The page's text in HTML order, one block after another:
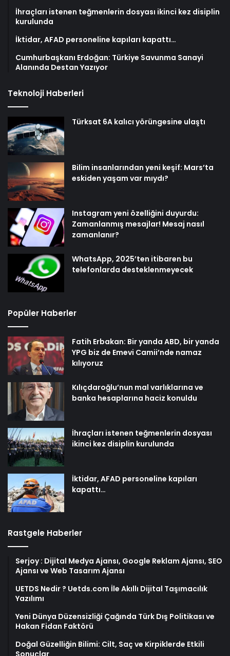
İhraçları istenen teğmenlerin dosyası ikinci kez disiplin
kurulunda
İktidar, AFAD personeline kapıları kapattı…
Cumhurbaşkanı Erdoğan: Türkiye Savunma Sanayi
Alanında Destan Yazıyor
Teknoloji Haberleri
Türksat 6A kalıcı yörüngesine ulaştı
Bilim insanlarından yeni keşif: Mars’ta
eskiden yaşam var mıydı?
Instagram yeni özelliğini duyurdu:
Zamanlanmış mesajlar! Mesaj nasıl
zamanlanır?
WhatsApp, 2025’ten itibaren bu
telefonlarda desteklenmeyecek
Popüler Haberler
Fatih Erbakan: Bir yanda ABD, bir yanda
YPG biz de Emevi Camii’nde namaz
kılıyoruz
Kılıçdaroğlu’nun mal varlıklarına ve
banka hesaplarına haciz konuldu
İhraçları istenen teğmenlerin dosyası
ikinci kez disiplin kurulunda
İktidar, AFAD personeline kapıları
kapattı…
Rastgele Haberler
Serjoy : Dijital Medya Ajansı, Google Reklam Ajansı, SEO
Ajansı ve Web Tasarım Ajansı
UETDS Nedir ? Uetds.com İle Akıllı Dijital Taşımacılık
Yazılımı
Yeni Dünya Düzensizliği Çağında Türk Dış Politikası ve
Hakan Fidan Faktörü
Doğal Güzelliğin Bilimi: Cilt, Saç ve Kirpiklerde Etkili